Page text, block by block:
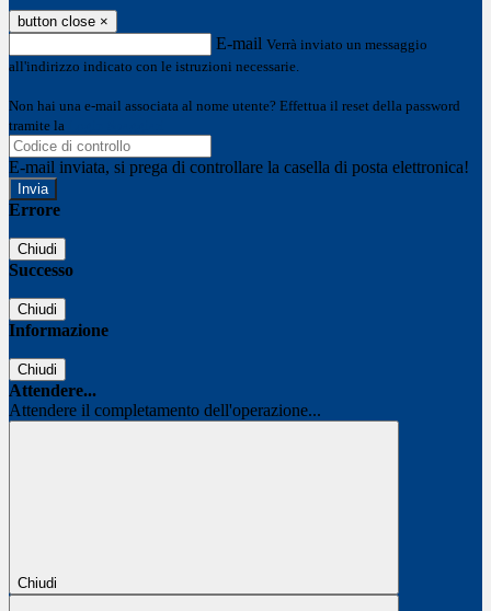
button close ×
E-mail Verrà inviato un messaggio
all'indirizzo indicato con le istruzioni necessarie.
Non hai una e-mail associata al nome utente? Effettua il reset della password
tramite la
E-mail inviata, si prega di controllare la casella di posta elettronica!
Errore
Chiudi
Successo
Chiudi
Informazione
Chiudi
Attendere...
Attendere il completamento dell'operazione...
Chiudi